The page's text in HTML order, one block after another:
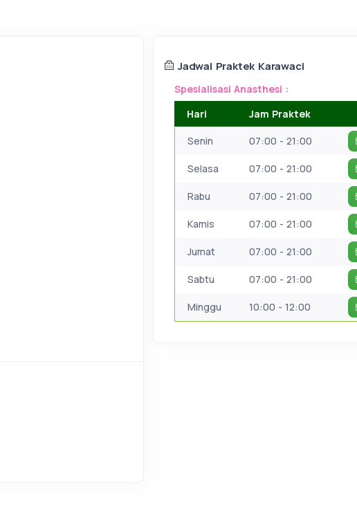
Jadwal Praktek Karawaci
Spesialisasi Anasthesi :
Hari
Jam Praktek
Senin 07:00 - 21:00
Selasa 07:00 - 21:00
Rabu 07:00 - 21:00
Kamis 07:00 - 21:00
Jumat 07:00 - 21:00
Sabtu 07:00 - 21:00
Minggu 10:00 - 12:00